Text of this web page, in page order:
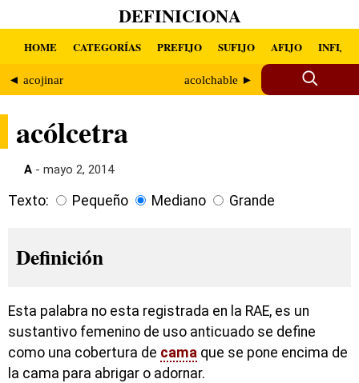
DEFINICIONA
HOME CATEGORÍAS PREFIJO SUFIJO AFIJO INFIJO
◄ acojinar acolchable ►
acólcetra
A - mayo 2, 2014
Texto: Pequeño Mediano Grande
Definición
Esta palabra no esta registrada en la RAE, es un
sustantivo femenino de uso anticuado se define
como una cobertura de cama que se pone encima de
la cama para abrigar o adornar.